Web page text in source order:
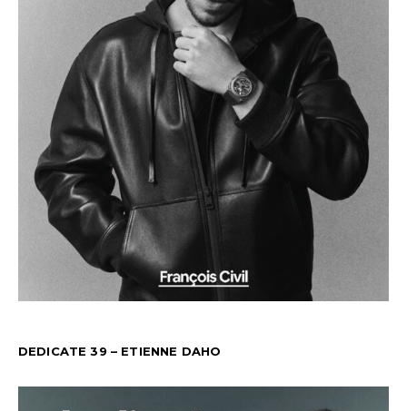
DEDICATE 39 – ETIENNE DAHO